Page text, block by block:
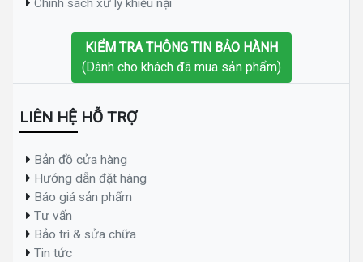
Chính sách xử lý khiếu nại
KIỂM TRA THÔNG TIN BẢO HÀNH
(Dành cho khách đã mua sản phẩm)
LIÊN HỆ HỖ TRỢ
Bản đồ cửa hàng
Hướng dẫn đặt hàng
Báo giá sản phẩm
Tư vấn
Bảo trì & sửa chữa
Tin tức